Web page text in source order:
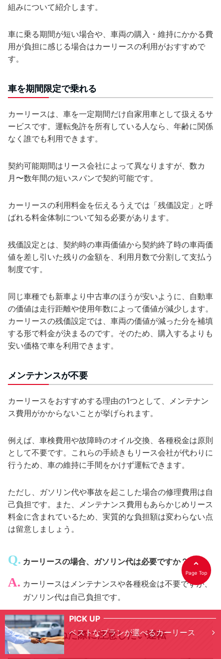
組みについて紹介します。
車に乗る期間が短い場合や、車両の購入・維持にかかる費
用が負担に感じる場合はカーリースの利用がおすすめで
す。
車を期間限定で乗れる
カーリースは、車を一定期間だけ自家用車として扱えるサ
ービスです。運転免許を所有している人なら、年齢に関係
なく誰でも利用できます。
契約可能期間はリース会社によって異なりますが、数カ
月〜数年間の短いスパンで契約可能です。
カーリースの利用料金を伝えるうえでは「残価設定」と呼
ばれる料金体制について知る必要があります。
残価設定とは、契約時の車両価値から契約終了時の車両価
値を差し引いた残りの金額を、利用月数で分割して支払う
制度です。
同じ車種でも新車より中古車のほうが安いように、自動車
の価値は走行距離や使用年数によって価値が減少します。
カーリースの残価設定では、車両の価値が減った分を補填
する形で料金が決まるのです。そのため、購入するよりも
安い価格で車を利用できます。
メンテナンスが不要
カーリースをおすすめする理由の1つとして、メンテナン
ス費用がかからないことが挙げられます。
例えば、車検費用や故障時のオイル交換、各種税金は原則
として不要です。これらの手続きもリース会社が代わりに
行うため、車の維持に手間をかけず運転できます。
ただし、ガソリン代や事故を起こした場合の修理費用は自
己負担です。また、メンテナンス費用もあらかじめリース
料金に含まれているため、実質的な負担額は変わらない点
は留意しましょう。
カーリースの場合、ガソリン代は必要ですか？
カーリースはメンテナンスや各種税金は不要ですが、
ガソリン代は自己負担です。
年齢を重ねた際に注意したい運転
PICK UP
ベストなプランが選べるカーリース
Page Top